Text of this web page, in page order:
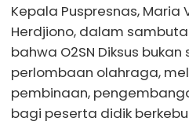
Kepala Puspresnas, Maria
Herdjiono, dalam
bahwa O2SN Diksus
perlombaan olahraga,
pembinaan,
bagi peserta didik